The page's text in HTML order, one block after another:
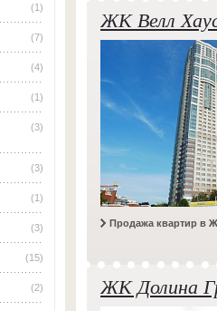
(1)
(7)
(4)
(1)
(3)
(3)
(1)
(3)
(15)
(2)
ЖК Велл
Продажа квартир в
ЖК Долина